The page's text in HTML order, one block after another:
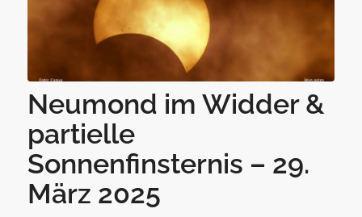
Neumond im Widder &
partielle
Sonnenfinsternis – 29.
März 2025